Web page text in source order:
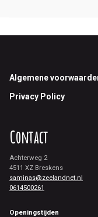
Footer
Algemene
Privacy Policy
Contact
Achterweg 2
4511 XZ Breskens
saminas@zeelandnet.nl
0614500261
Openingstijden